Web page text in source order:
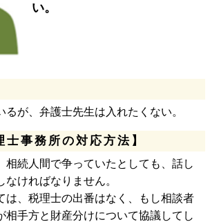
い。
るが、弁護士先生は入れたくない。
士事務所の対応方法】
相続人間で争っていたとしても、話し
ければなりません。
は、税理士の出番はなく、もし相談者
相手方と財産分けについて協議してし